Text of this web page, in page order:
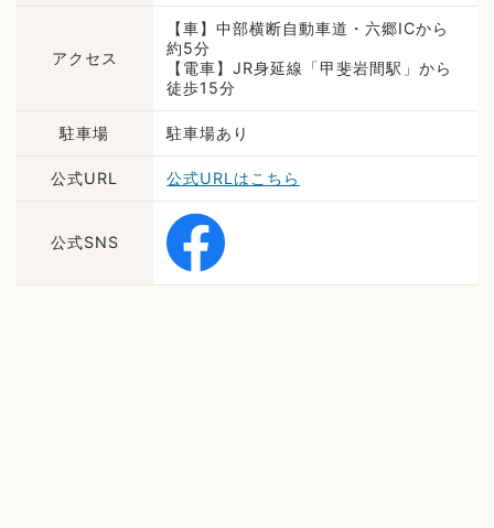
アクセス
【車】中部横断自動車道・六郷ICから
約5分
【電車】JR身延線「甲斐岩間駅」から
徒歩15分
駐車場 駐車場あり
公式URL 公式URLはこちら
公式SNS